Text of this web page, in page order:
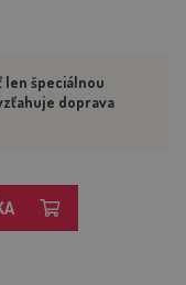
špeciálnou
doprava